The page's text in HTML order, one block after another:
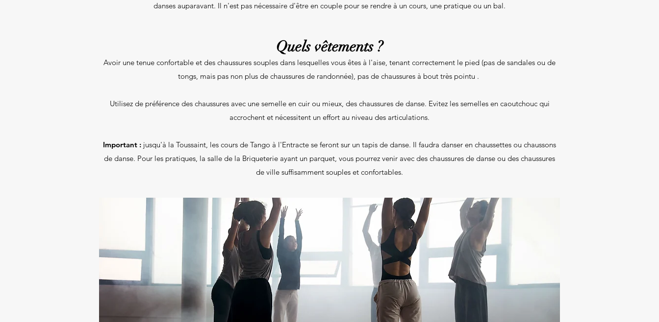
danses auparavant. Il n'est pas nécessaire d'être en couple pour se rendre à un cours, une pratique ou un bal.
Quels vêtements ?
Avoir une tenue confortable et des chaussures souples dans lesquelles vous êtes à l'aise, tenant correctement le pied (pas de sandales ou de
tongs, mais pas non plus de chaussures de randonnée), pas de chaussures à bout très pointu .
Utilisez de préférence des chaussures avec une semelle en cuir ou mieux, des chaussures de danse. Evitez les semelles en caoutchouc qui
accrochent et nécessitent un effort au niveau des articulations.
Important : jusqu'à la Toussaint, les cours de Tango à l'Entracte se feront sur un tapis de danse. Il faudra danser en chaussettes ou chaussons
de danse. Pour les pratiques, la salle de la Briqueterie ayant un parquet, vous pourrez venir avec des chaussures de danse ou des chaussures
de ville suffisamment souples et confortables.